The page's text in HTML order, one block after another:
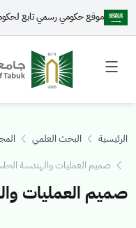
موقع حكومي رسمي تابع
Toggle
menu
Toggle
menu
الرئيسية البحث العلمي
صميم العمليات والهندسة
صميم العمليات